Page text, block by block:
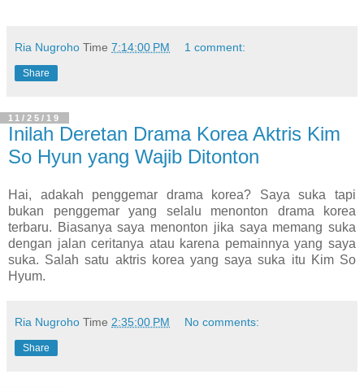
Ria Nugroho Time 7:14:00 PM 1 comment:
Share
11/25/19
Inilah Deretan Drama Korea Aktris Kim
So Hyun yang Wajib Ditonton
Hai, adakah penggemar drama korea? Saya suka tapi
bukan penggemar yang selalu menonton drama korea
terbaru. Biasanya saya menonton jika saya memang suka
dengan jalan ceritanya atau karena pemainnya yang saya
suka. Salah satu aktris korea yang saya suka itu Kim So
Hyum.
Ria Nugroho Time 2:35:00 PM No comments:
Share